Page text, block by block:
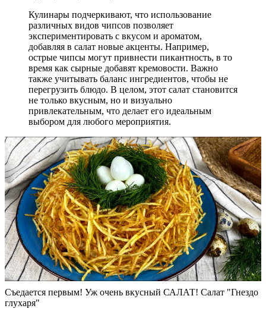
Кулинары подчеркивают, что использование
различных видов чипсов позволяет
экспериментировать с вкусом и ароматом,
добавляя в салат новые акценты. Например,
острые чипсы могут привнести пикантность, в то
время как сырные добавят кремовости. Важно
также учитывать баланс ингредиентов, чтобы не
перегрузить блюдо. В целом, этот салат становится
не только вкусным, но и визуально
привлекательным, что делает его идеальным
выбором для любого мероприятия.
Съедается первым! Уж очень вкусный САЛАТ! Салат "Гнездо
глухаря"